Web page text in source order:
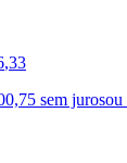
,33
sem jurosou